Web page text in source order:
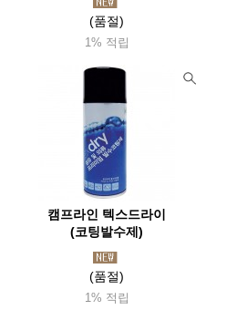
(품절)
1% 적립
캠프라인 텍스드라이
(코팅발수제)
(품절)
1% 적립